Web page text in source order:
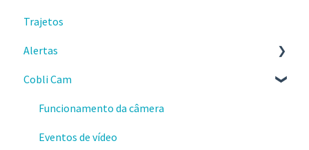
Primeiros passos no painel da Cobli
Faça os treinamentos sobre o painel Cobli
Informações importantes
Precisou de suporte?
Conquistando resultados
Celular
Gastos
Frota
Entrega de dispositivos
Dispositivos Cobli
Painel Principal
Locais de interesse
Trajetos
Alertas
Comece por aqui
Tipos de alertas e seus detalhes
Notificações de alertas
Cobli Cam
Funcionamento da câmera
Eventos de vídeo